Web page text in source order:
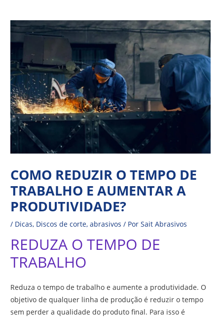
para
conteúdo
COMO REDUZIR O TEMPO DE
TRABALHO E AUMENTAR A
PRODUTIVIDADE?
/ Dicas, Discos de corte,abrasivos / PorSait Abrasivos
REDUZA O TEMPO DE
TRABALHO
Reduza o tempo de trabalho e aumente a produtividade. O
objetivo de qualquer linha de produção é reduzir o tempo
sem perder a qualidade do produto final. Para isso é
de